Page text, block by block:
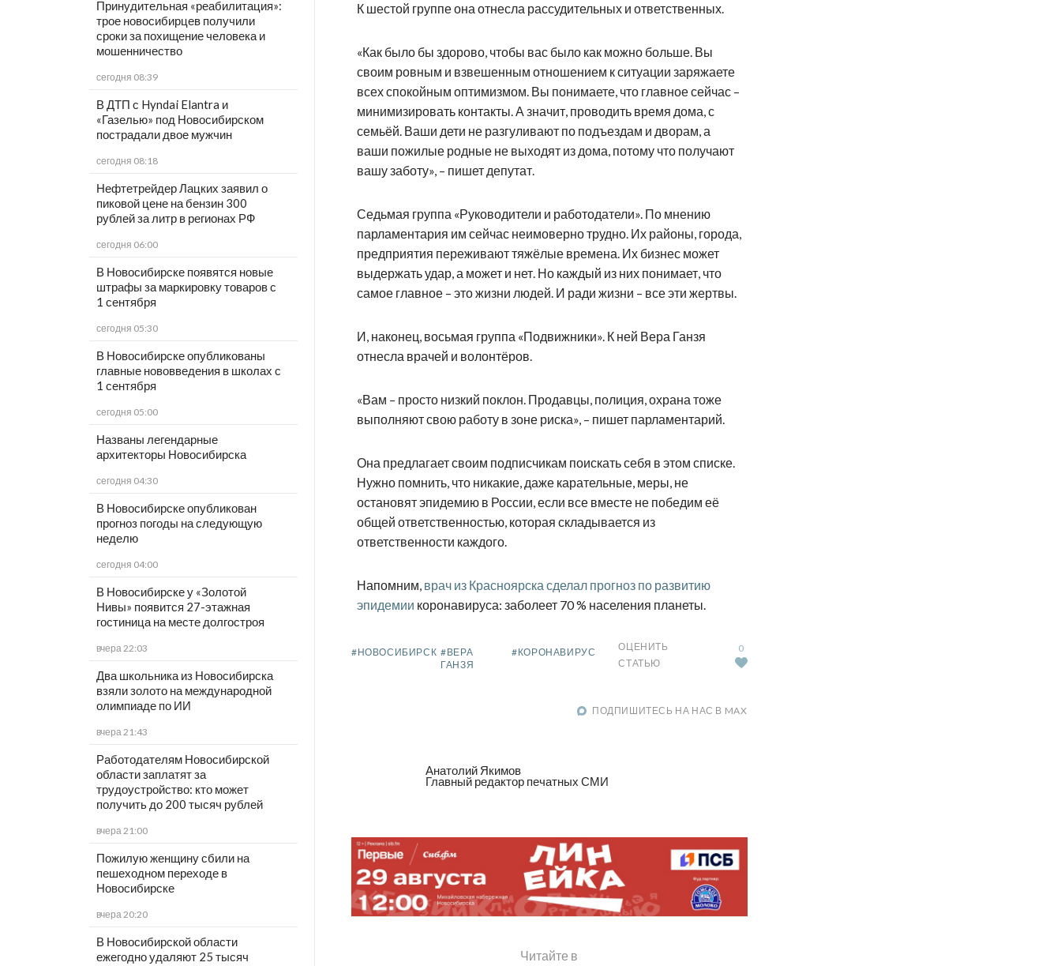
Принудительная «реабилитация»:
трое новосибирцев получили
сроки за похищение человека и
мошенничество
сегодня 08:39
В ДТП с Hyndai Elantra и
«Газелью» под Новосибирском
пострадали двое мужчин
сегодня 08:18
Нефтетрейдер Лацких заявил о
пиковой цене на бензин 300
рублей за литр в регионах РФ
сегодня 06:00
В Новосибирске появятся новые
штрафы за маркировку товаров с
1 сентября
сегодня 05:30
В Новосибирске опубликованы
главные нововведения в школах с
1 сентября
сегодня 05:00
Названы легендарные
архитекторы Новосибирска
сегодня 04:30
В Новосибирске опубликован
прогноз погоды на следующую
неделю
сегодня 04:00
В Новосибирске у «Золотой
Нивы» появится 27-этажная
гостиница на месте долгостроя
вчера 22:03
Два школьника из Новосибирска
взяли золото на международной
олимпиаде по ИИ
вчера 21:43
Работодателям Новосибирской
области заплатят за
трудоустройство: кто может
получить до 200 тысяч рублей
вчера 21:00
Пожилую женщину сбили на
пешеходном переходе в
Новосибирске
вчера 20:20
В Новосибирской области
ежегодно удаляют 25 тысяч
К шестой группе она отнесла рассудительных и ответственных.
«Как было бы здорово, чтобы вас было как можно больше. Вы
своим ровным и взвешенным отношением к ситуации заряжаете
всех спокойным оптимизмом. Вы понимаете, что главное сейчас –
минимизировать контакты. А значит, проводить время дома, с
семьёй. Ваши дети не разгуливают по подъездам и дворам, а
ваши пожилые родные не выходят из дома, потому что получают
вашу заботу», – пишет депутат.
Седьмая группа «Руководители и работодатели». По мнению
парламентария им сейчас неимоверно трудно. Их районы, города,
предприятия переживают тяжёлые времена. Их бизнес может
выдержать удар, а может и нет. Но каждый из них понимает, что
самое главное – это жизни людей. И ради жизни – все эти жертвы.
И, наконец, восьмая группа «Подвижники». К ней Вера Ганзя
отнесла врачей и волонтёров.
«Вам – просто низкий поклон. Продавцы, полиция, охрана тоже
выполняют свою работу в зоне риска», – пишет парламентарий.
Она предлагает своим подписчикам поискать себя в этом списке.
Нужно помнить, что никакие, даже карательные, меры, не
остановят эпидемию в России, если все вместе не победим её
общей ответственностью, которая складывается из
ответственности каждого.
Напомним, врач из Красноярска сделал прогноз по развитию
эпидемии коронавируса: заболеет 70 % населения планеты.
#НОВОСИБИРСК #ВЕРА
ГАНЗЯ
#КОРОНАВИРУС
ОЦЕНИТЬ
СТАТЬЮ
0
ПОДПИШИТЕСЬ НА НАС В MAX
Анатолий Якимов
Главный редактор печатных СМИ
Читайте в